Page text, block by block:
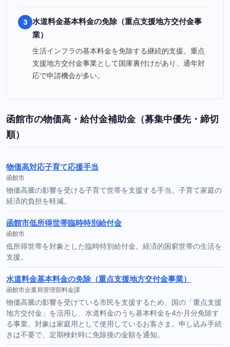
3 水道料金基本料金の免除（重点支援地方交付金事
業）
生活インフラの基本料金を免除する継続的支援。重点
支援地方交付金事業として国庫裏付けがあり、通年対
応で申請機会が多い。
函館市の物価高・給付金補助金（募集中優先・締切
順）
物価高対応子育て応援手当
函館市
物価高騰の影響を受ける子育て世帯を支援する手当。子育て家庭の
経済的負担を軽減。
函館市低所得世帯臨時特別給付金
函館市
低所得世帯を対象とした臨時特別給付金。経済的困窮世帯の生活を
支援。
水道料金基本料金の免除（重点支援地方交付金事業）
函館市企業局管理部料金課
物価高騰の影響を受けている市民を支援するため、国の「重点支援
地方交付金」を活用し、水道料金のうち基本料金を4か月分免除す
る事業。対象は家庭用として使用しているお客さま。申し込み手続
きは不要で、定期検針時に免除後の金額を通知。